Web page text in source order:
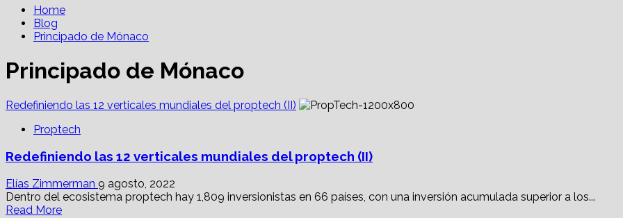
Home
Blog
Principado de Mónaco
Principado de Mónaco
Redefiniendo las 12 verticales mundiales del proptech (II)
Proptech
Redefiniendo las 12 verticales mundiales del proptech (II)
Elías Zimmerman 9 agosto, 2022
Dentro del ecosistema proptech hay 1,809 inversionistas en 66 países, con una inversión acumulada superior a los...
Read MoreRead